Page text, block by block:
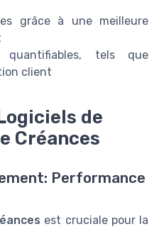
grâce à une meilleure
tels que
client
de
Créances
Performance
est cruciale pour la